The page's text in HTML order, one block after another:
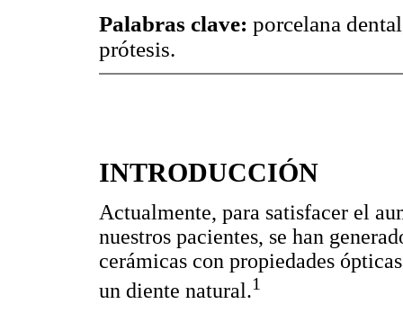
Palabras clave: porcelana
prótesis.
INTRODUCCIÓN
Actualmente, para satisfacer el
nuestros pacientes, se han
cerámicas con propiedades
un diente natural.1